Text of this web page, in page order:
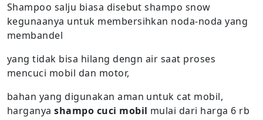
Shampoo salju biasa disebut shampo snow
kegunaanya untuk membersihkan noda-noda yang
membandel
yang tidak bisa hilang dengn air saat proses
mencuci mobil dan motor,
bahan yang digunakan aman untuk cat mobil,
harganyashampo cuci mobil mulai dari harga 6 rb